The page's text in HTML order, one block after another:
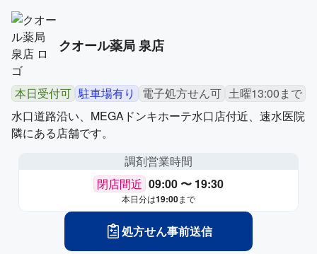
クオール薬局 泉店
本日受付可 駐車場有り 電子処方せん可 土曜13:00まで
水口道路沿い、MEGAドンキホーテ水口店付近、速水医院
隣にある店舗です。
調剤営業時間
閉店間近 09:00 〜 19:30
本日分は19:00まで
処方せん事前送信